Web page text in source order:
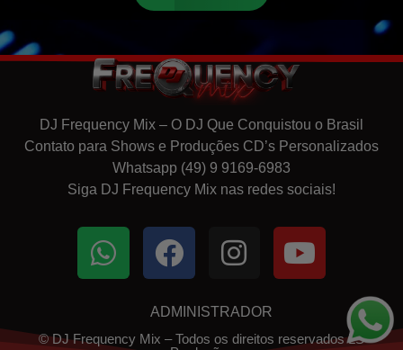
DJ Frequency Mix – O DJ Que Conquistou o Brasil
Contato para Shows e Produções CD’s Personalizados
Whatsapp (49) 9 9169-6983
Siga DJ Frequency Mix nas redes sociais!
ADMINISTRADOR
© DJ Frequency Mix – Todos os direitos reservados LS